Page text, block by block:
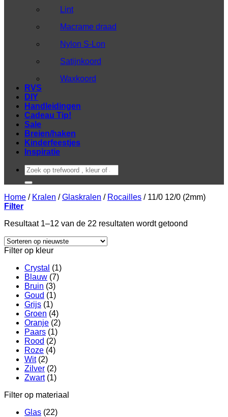
Lint
Macrame draad
Nylon S-Lon
Satijnkoord
Waxkoord
RVS
DIY
Handleidingen
Cadeau Tip!
Sale
Breien/haken
Kinderfeestjes
Inspiratie
Zoeken
naar:
Home / Kralen / Glaskralen / Rocailles /11/0 12/0 (2mm)
Filter
Resultaat 1–12 van de 22 resultaten wordt getoond
Filter op kleur
Crystal (1)
Blauw (7)
Bruin (3)
Goud (1)
Grijs (1)
Groen (4)
Oranje (2)
Paars (1)
Rood (2)
Roze (4)
Wit (2)
Zilver (2)
Zwart (1)
Filter op materiaal
Glas (22)